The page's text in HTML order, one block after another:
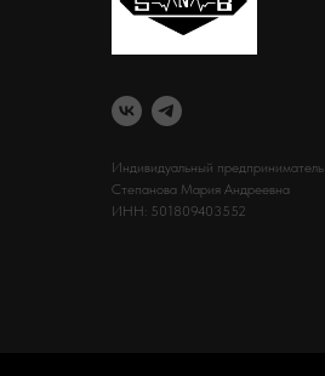
Индивидуальный предприниматель
Степанова Мария Андреевна
ИНН: 501809403552